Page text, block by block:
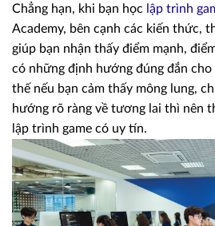
Chẳng hạn, khi bạn học lập trình
Academy, bên cạnh các kiến thức,
giúp bạn nhận thấy điểm mạnh,
có những định hướng đúng đắn cho
thế nếu bạn cảm thấy mông lung,
hướng rõ ràng về tương lai thì nên
lập trình game có uy tín.